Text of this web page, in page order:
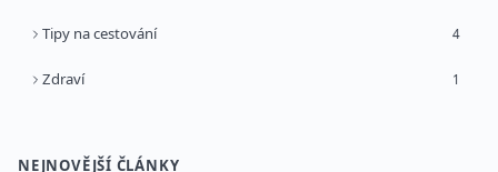
Tipy na cestování 4
Zdraví 1
NEJNOVĚJŠÍ ČLÁNKY